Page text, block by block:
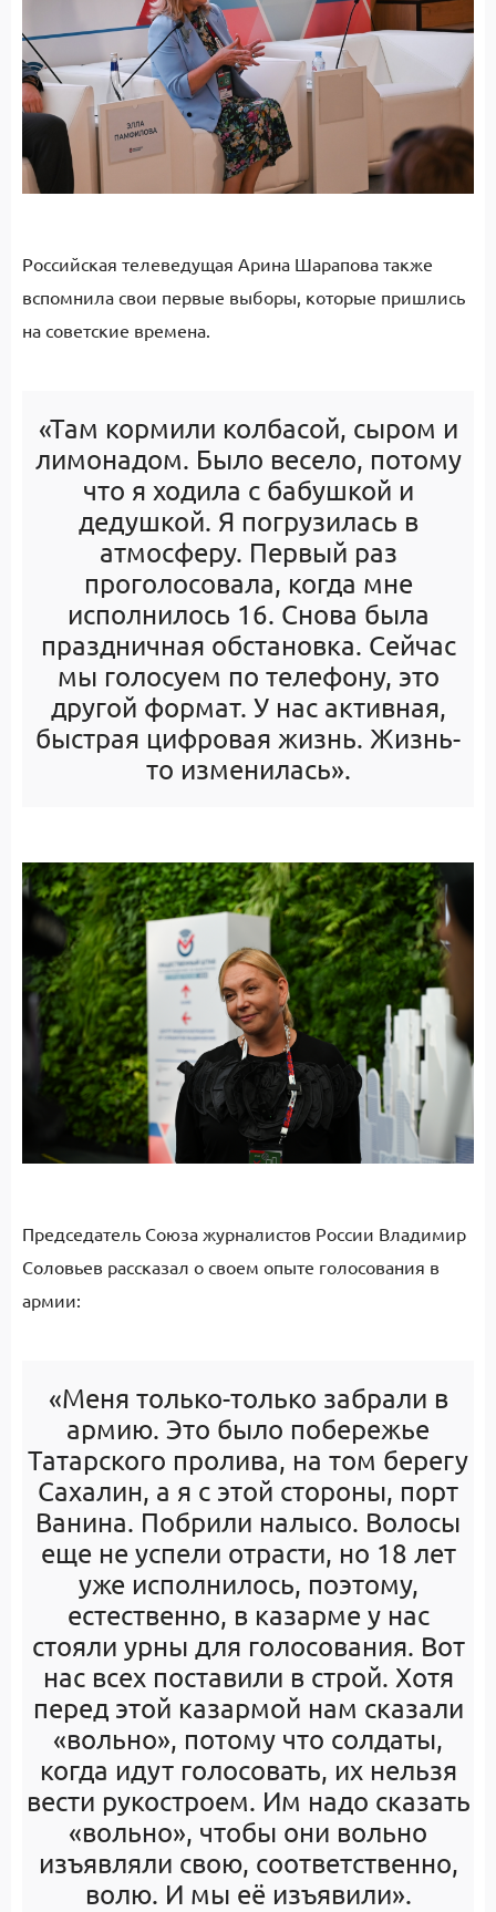
Российская телеведущая Арина Шарапова также
вспомнила свои первые выборы, которые пришлись
на советские времена.
«Там кормили колбасой, сыром и
лимонадом. Было весело, потому
что я ходила с бабушкой и
дедушкой. Я погрузилась в
атмосферу. Первый раз
проголосовала, когда мне
исполнилось 16. Снова была
праздничная обстановка. Сейчас
мы голосуем по телефону, это
другой формат. У нас активная,
быстрая цифровая жизнь. Жизнь-
то изменилась».
Председатель Союза журналистов России Владимир
Соловьев рассказал о своем опыте голосования в
армии:
«Меня только-только забрали в
армию. Это было побережье
Татарского пролива, на том берегу
Сахалин, а я с этой стороны, порт
Ванина. Побрили налысо. Волосы
еще не успели отрасти, но 18 лет
уже исполнилось, поэтому,
естественно, в казарме у нас
стояли урны для голосования. Вот
нас всех поставили в строй. Хотя
перед этой казармой нам сказали
«вольно», потому что солдаты,
когда идут голосовать, их нельзя
вести рукостроем. Им надо сказать
«вольно», чтобы они вольно
изъявляли свою, соответственно,
волю. И мы её изъявили».